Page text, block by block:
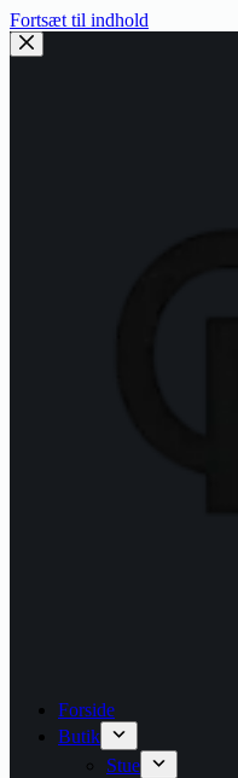
Fortsæt til indhold
Forside
Butik
Stue